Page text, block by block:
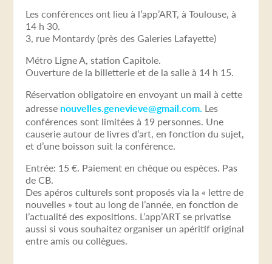
Les conférences ont lieu à l’app’ART, à Toulouse, à
14 h 30.
3, rue Montardy (près des Galeries Lafayette)
Métro Ligne A, station Capitole.
Ouverture de la billetterie et de la salle à 14 h 15.
Réservation obligatoire en envoyant un mail à cette
adresse nouvelles.genevieve@gmail.com. Les
conférences sont limitées à 19 personnes. Une
causerie autour de livres d’art, en fonction du sujet,
et d’une boisson suit la conférence.
Entrée: 15 €. Paiement en chèque ou espèces. Pas
de CB.
Des apéros culturels sont proposés via la « lettre de
nouvelles » tout au long de l’année, en fonction de
l’actualité des expositions. L’app’ART se privatise
aussi si vous souhaitez organiser un apéritif original
entre amis ou collègues.